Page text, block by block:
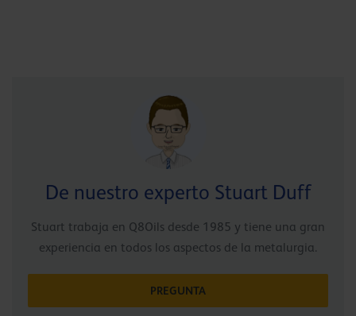
De nuestro experto Stuart Duff
Stuart trabaja en Q8Oils desde 1985 y tiene una gran
experiencia en todos los aspectos de la metalurgia.
PREGUNTA